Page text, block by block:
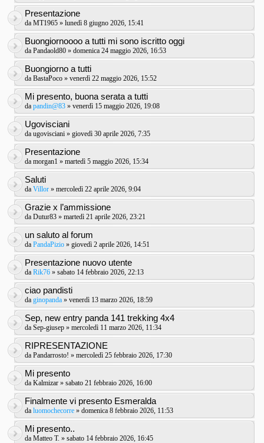
Presentazione
da MT1965 » lunedì 8 giugno 2026, 15:41
Buongiornoooo a tutti mi sono iscritto oggi
da Pandaold80 » domenica 24 maggio 2026, 16:53
Buongiorno a tutti
da BastaPoco » venerdì 22 maggio 2026, 15:52
Mi presento, buona serata a tutti
da pandin@83 » venerdì 15 maggio 2026, 19:08
Ugovisciani
da ugovisciani » giovedì 30 aprile 2026, 7:35
Presentazione
da morgan1 » martedì 5 maggio 2026, 15:34
Saluti
da Villor » mercoledì 22 aprile 2026, 9:04
Grazie x l’ammissione
da Dutur83 » martedì 21 aprile 2026, 23:21
un saluto al forum
da PandaPizio » giovedì 2 aprile 2026, 14:51
Presentazione nuovo utente
da Rik76 » sabato 14 febbraio 2026, 22:13
ciao pandisti
da ginopanda » venerdì 13 marzo 2026, 18:59
Sep, new entry panda 141 trekking 4x4
da Sep-giusep » mercoledì 11 marzo 2026, 11:34
RIPRESENTAZIONE
da Pandarrosto! » mercoledì 25 febbraio 2026, 17:30
Mi presento
da Kalmizar » sabato 21 febbraio 2026, 16:00
Finalmente vi presento Esmeralda
da luomochecorre » domenica 8 febbraio 2026, 11:53
Mi presento..
da Matteo T. » sabato 14 febbraio 2026, 16:45